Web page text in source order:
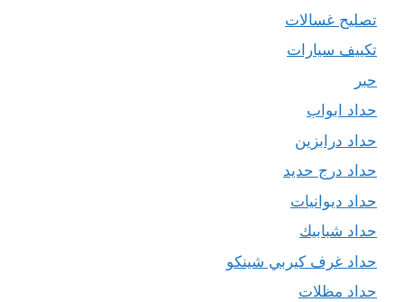
تصليح غسالات
تكييف سيارات
حبر
حداد ابواب
حداد درابزين
حداد درج حديد
حداد ديوانيات
حداد شبابيك
حداد غرف كيربي شينكو
حداد مظلات